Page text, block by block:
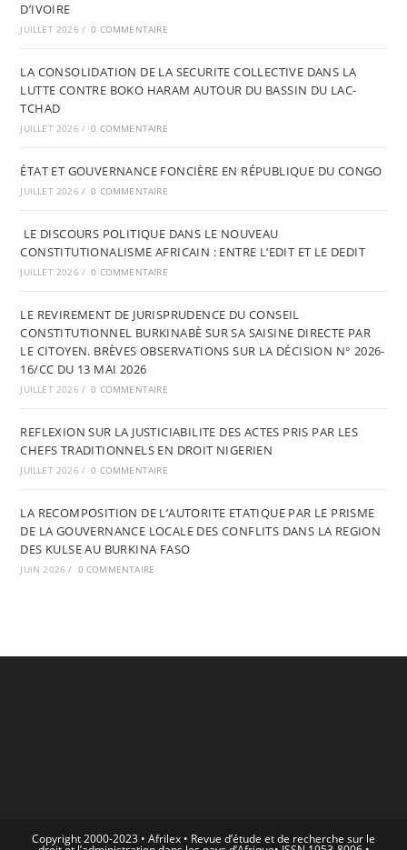
D’IVOIRE
JUILLET 2026 / 0 COMMENTAIRE
LA CONSOLIDATION DE LA SECURITE COLLECTIVE DANS LA
LUTTE CONTRE BOKO HARAM AUTOUR DU BASSIN DU LAC-
TCHAD
JUILLET 2026 / 0 COMMENTAIRE
ÉTAT ET GOUVERNANCE FONCIÈRE EN RÉPUBLIQUE DU CONGO
JUILLET 2026 / 0 COMMENTAIRE
LE DISCOURS POLITIQUE DANS LE NOUVEAU
CONSTITUTIONALISME AFRICAIN : ENTRE L’EDIT ET LE DEDIT
JUILLET 2026 / 0 COMMENTAIRE
LE REVIREMENT DE JURISPRUDENCE DU CONSEIL
CONSTITUTIONNEL BURKINABÈ SUR SA SAISINE DIRECTE PAR
LE CITOYEN. BRÈVES OBSERVATIONS SUR LA DÉCISION N° 2026-
16/CC DU 13 MAI 2026
JUILLET 2026 / 0 COMMENTAIRE
REFLEXION SUR LA JUSTICIABILITE DES ACTES PRIS PAR LES
CHEFS TRADITIONNELS EN DROIT NIGERIEN
JUILLET 2026 / 0 COMMENTAIRE
LA RECOMPOSITION DE L’AUTORITE ETATIQUE PAR LE PRISME
DE LA GOUVERNANCE LOCALE DES CONFLITS DANS LA REGION
DES KULSE AU BURKINA FASO
JUIN 2026 / 0 COMMENTAIRE
Copyright 2000-2023 • Afrilex • Revue d’étude et de recherche sur le